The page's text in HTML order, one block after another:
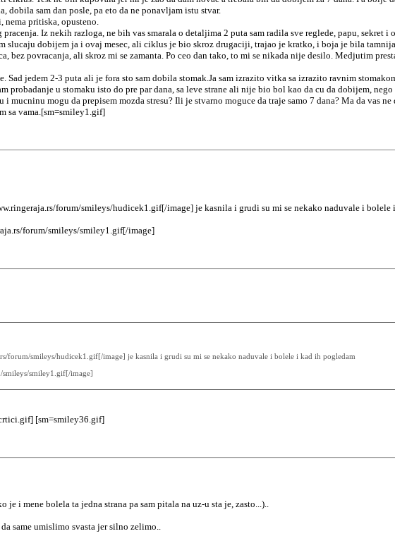
dobila sam dan posle, pa eto da ne ponavljam istu stvar.
nema pritiska, opusteno.
Iz nekih razloga, ne bih vas smarala o detaljima 2 puta sam radila sve reglede, papu, sekret
slucaju dobijem ja i ovaj mesec, ali ciklus je bio skroz drugaciji, trajao je kratko, i boja je bila
povracanja, ali skroz mi se zamanta. Po ceo dan tako, to mi se nikada nije desilo. Medjutim
jedem 2-3 puta ali je fora sto sam dobila stomak.Ja sam izrazito vitka sa izrazito ravnim
probadanje u stomaku isto do pre par dana, sa leve strane ali nije bio bol kao da cu da dobijem,
mogu da prepisem mozda stresu? Ili je stvarno moguce da traje samo 7 dana? Ma da vas
sa vama.[sm=smiley1.gif]
forum/smileys/hudicek1.gif[/image] je kasnila i grudi su mi se nekako naduvale i bolele
forum/smileys/smiley1.gif[/image]
forum/smileys/hudicek1.gif[/image] je kasnila i grudi su mi se nekako naduvale i bolele i kad ih pogledam
smileys/smiley1.gif[/image]
[sm=smiley36.gif]
i mene bolela ta jedna strana pa sam pitala na uz-u sta je, zasto...)..
same umislimo svasta jer silno zelimo..